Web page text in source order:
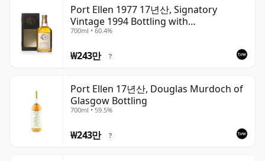
Port Ellen 1977 17년산, Signatory
Vintage 1994 Bottling with
Presentation Box - Cask 5560
700ml • 60.4%
₩243만 ?
Port Ellen 17년산, Douglas Murdoch of
Glasgow Bottling
700ml • 59.5%
₩243만 ?